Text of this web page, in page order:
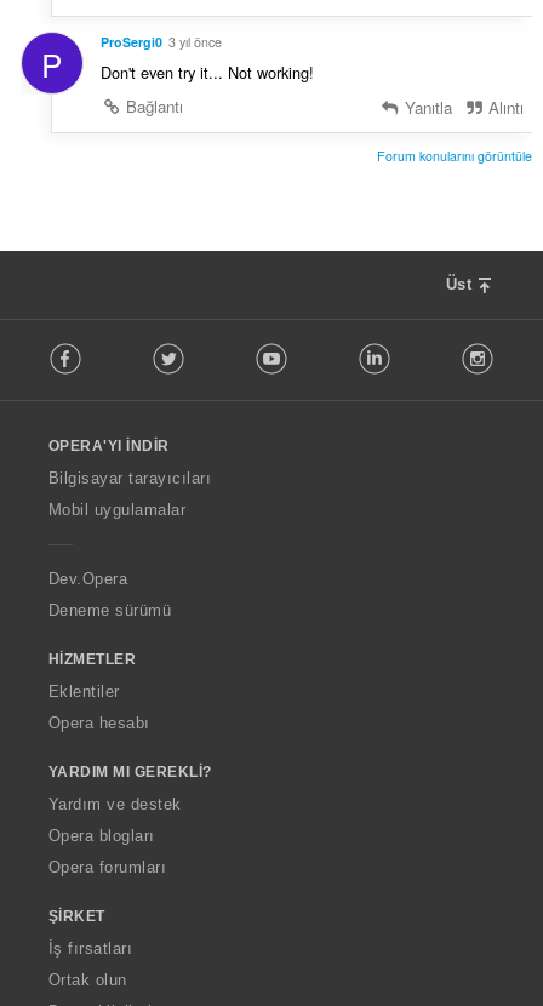
P ProSergi0 3 yıl önce
Don't even try it... Not working!
Bağlantı
Yanıtla Alıntı
Forum konularını görüntüle
Üst
o
w
O
p
a
Facebook Twitter Youtube LinkedIn
OPERA'YI İNDIR
Bilgisayar tarayıcıları
Mobil uygulamalar
Dev.Opera
Deneme sürümü
HIZMETLER
Eklentiler
Opera hesabı
YARDIM MI GEREKLI?
Yardım ve destek
Opera blogları
Opera forumları
ŞIRKET
İş fırsatları
Ortak olun